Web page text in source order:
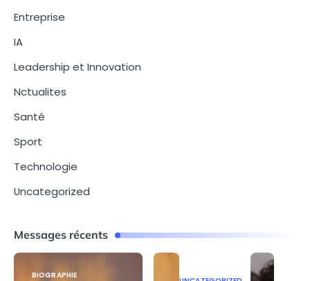
Entreprise
IA
Leadership et Innovation
Nctualites
Santé
Sport
Technologie
Uncategorized
Messages récents
BIOGRAPHIE